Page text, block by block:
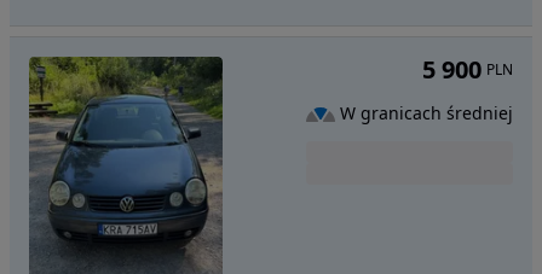
5 900 PLN
W granicach średniej